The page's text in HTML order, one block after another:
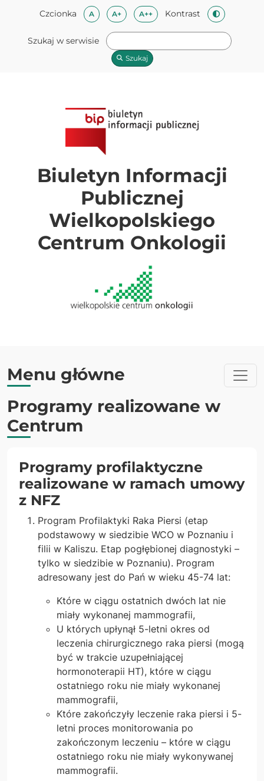
Przeskocz do treści
Mapa strony
Przeskocz do stopki
Czcionka ACzcionka domyślna
A+Czcionka średnia
A++Czcionka duża
Kontrast
Zmień
Szukaj w serwisie
Szukaj
Biuletyn Informacji
Publicznej
Wielkopolskiego
Centrum Onkologii
Menu główne
Programy realizowane w
Centrum
Programy profilaktyczne
realizowane w ramach umowy
z NFZ
Program Profilaktyki Raka Piersi (etap
podstawowy w siedzibie WCO w Poznaniu i
filii w Kaliszu. Etap pogłębionej diagnostyki –
tylko w siedzibie w Poznaniu). Program
adresowany jest do Pań w wieku 45-74 lat:
Które w ciągu ostatnich dwóch lat nie
miały wykonanej mammografii,
U których upłynął 5-letni okres od
leczenia chirurgicznego raka piersi (mogą
być w trakcie uzupełniającej
hormonoterapii HT), które w ciągu
ostatniego roku nie miały wykonanej
mammografii,
Które zakończyły leczenie raka piersi i 5-
letni proces monitorowania po
zakończonym leczeniu – które w ciągu
ostatniego roku nie miały wykonywanej
mammografii.